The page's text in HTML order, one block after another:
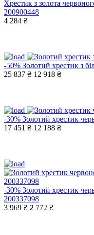
Хрестик з золота
200900448
4 284 ₴
-50% Золотий хрестик з
25 837 ₴ 12 918 ₴
-30% Золотий хрестик
17 451 ₴ 12 188 ₴
-30% Золотий хрестик
200337098
3 969 ₴ 2 772 ₴